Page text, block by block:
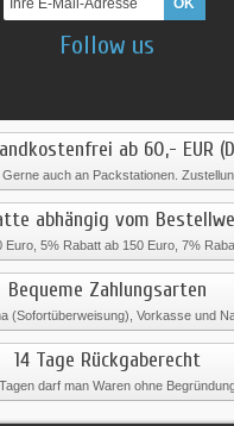
Follow us
ab 60,- EUR
auch an Packstationen.
abhängig vom
Euro, 5% Rabatt ab 150 Euro, 7%
Bequeme Zahlungsarten
(Sofortüberweisung), Vorkasse und
14 Tage Rückgaberecht
darf man Waren ohne